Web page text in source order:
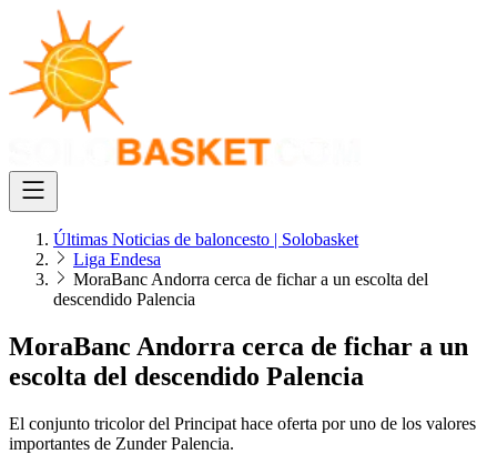
Últimas Noticias de baloncesto | Solobasket
Liga Endesa
MoraBanc Andorra cerca de fichar a un escolta del
descendido Palencia
MoraBanc Andorra cerca de fichar a un
escolta del descendido Palencia
El conjunto tricolor del Principat hace oferta por uno de los valores
importantes de Zunder Palencia.